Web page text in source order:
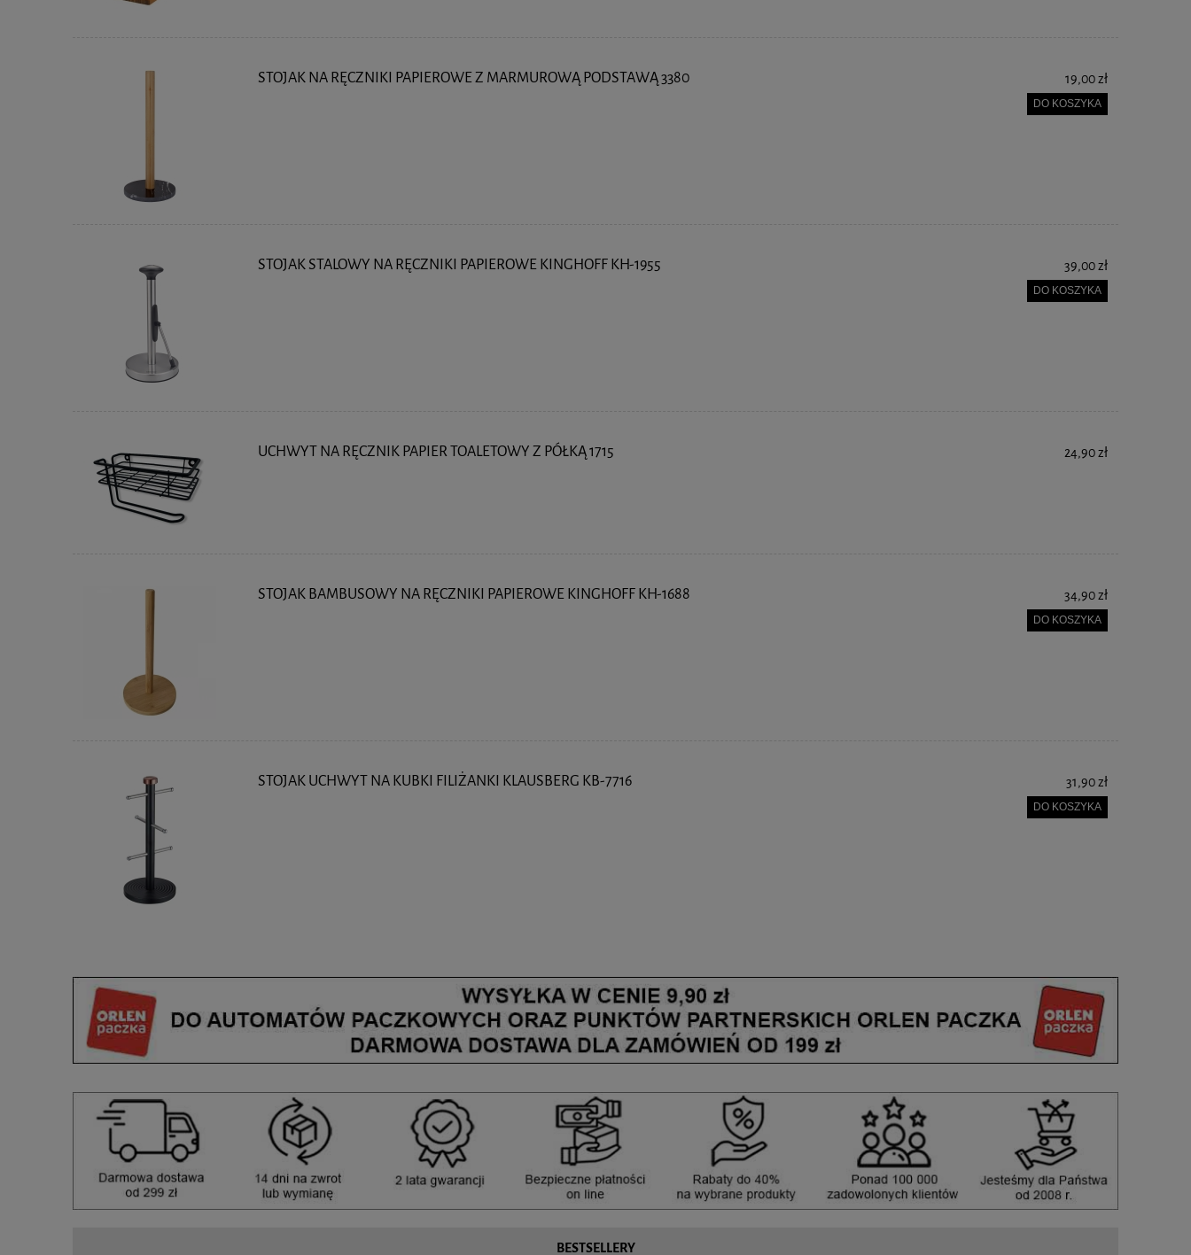
STOJAK NA RĘCZNIKI PAPIEROWE Z MARMUROWĄ PODSTAWĄ 3380 19,00 zł
DO KOSZYKA
STOJAK STALOWY NA RĘCZNIKI PAPIEROWE KINGHOFF KH-1955 39,00 zł
DO KOSZYKA
UCHWYT NA RĘCZNIK PAPIER TOALETOWY Z PÓŁKĄ 1715 24,90 zł
STOJAK BAMBUSOWY NA RĘCZNIKI PAPIEROWE KINGHOFF KH-1688 34,90 zł
DO KOSZYKA
STOJAK UCHWYT NA KUBKI FILIŻANKI KLAUSBERG KB-7716 31,90 zł
DO KOSZYKA
BESTSELLERY